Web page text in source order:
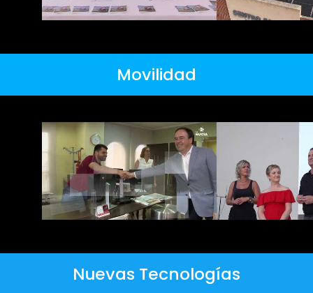
Movilidad
Nuevas Tecnologías